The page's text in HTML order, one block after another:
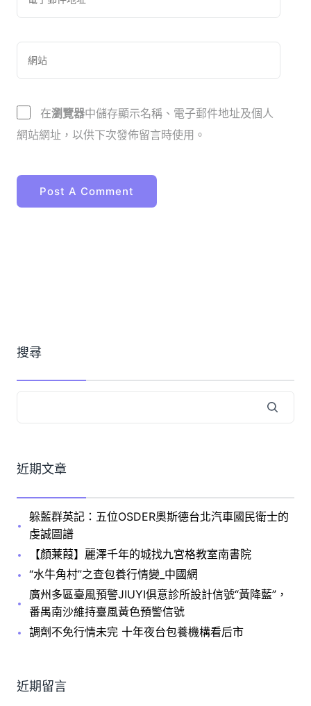
在瀏覽器中儲存顯示名稱、電子郵件地址及個人
網站網址，以供下次發佈留言時使用。
搜尋
近期文章
躲藍群英記：五位OSDER奧斯德台北汽車國民衛士的
虔誠圖譜
【顏蒹葭】麗澤千年的城找九宮格教室南書院
“水牛角村”之查包養行情變_中國網
廣州多區臺風預警JIUYI俱意診所設計信號“黃降藍”，
番禺南沙維持臺風黃色預警信號
調劑不免行情未完 十年夜台包養機構看后市
近期留言